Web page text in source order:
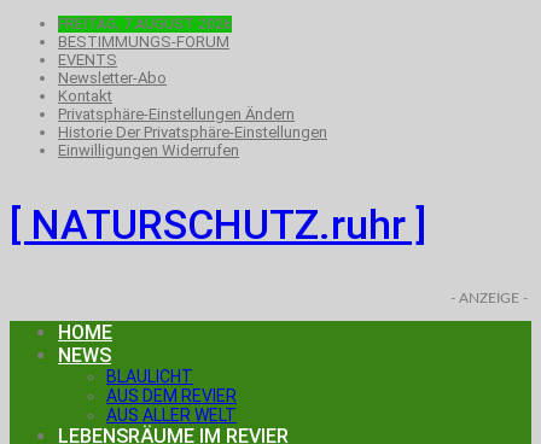
FREITAG, 7.AUGUST 2026
BESTIMMUNGS-FORUM
EVENTS
Newsletter-Abo
Kontakt
Privatsphäre-Einstellungen Ändern
Historie Der Privatsphäre-Einstellungen
Einwilligungen Widerrufen
[ NATURSCHUTZ.ruhr ]
- ANZEIGE -
HOME
NEWS
BLAULICHT
AUS DEM REVIER
AUS ALLER WELT
LEBENSRÄUME IM REVIER